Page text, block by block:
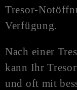
Tresor-
Verfügung.
Nach einer
kann Ihr
und oft mit